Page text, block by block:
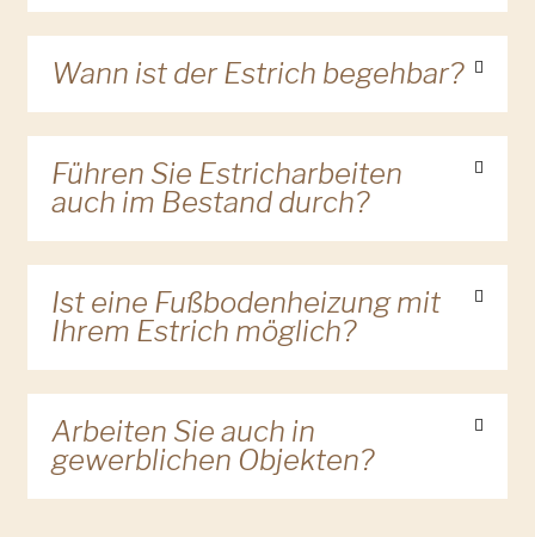
Wann ist der Estrich begehbar?
Führen Sie Estricharbeiten
auch im Bestand durch?
Ist eine Fußbodenheizung mit
Ihrem Estrich möglich?
Arbeiten Sie auch in
gewerblichen Objekten?